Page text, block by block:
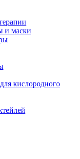
и маски
кислородного